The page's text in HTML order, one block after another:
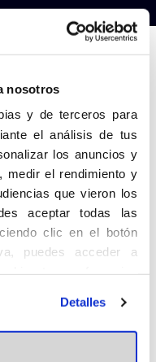
nosotros
y de terceros para
el análisis de tus
los anuncios y
medir el rendimiento y
que vieron los
aceptar todas las
clic en el botón
puedes acceder a
tus preferencias
información puedes
Detalles